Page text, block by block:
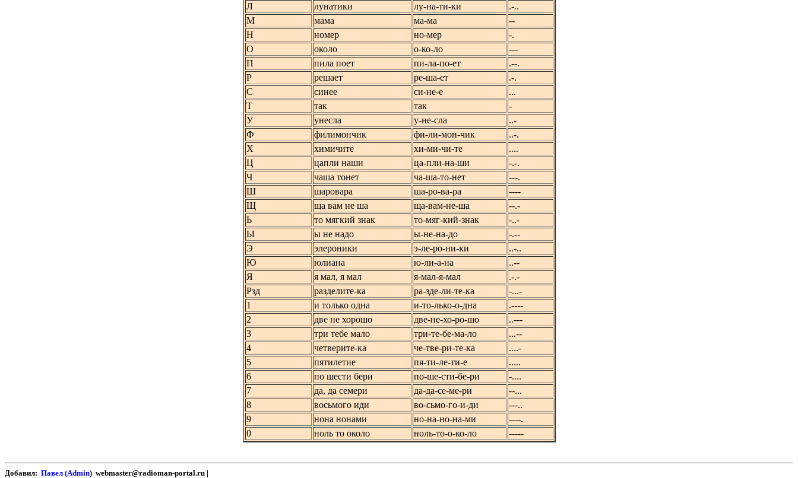
Л
лунатики лу-на-ти-ки
.-..
М
мама ма-ма
--
Н
номер но-мер
-.
О
около о-ко-ло
---
П
пила поет пи-ла-по-ет
.--.
Р
решает ре-ша-ет
.-.
С
синее си-не-е
...
Т
так так
-
У
унесла у-не-сла
..-
Ф
филимончик фи-ли-мон-чик
..-.
Х
химичите хи-ми-чи-те
....
Ц
цапли наши ца-пли-на-ши
-.-.
Ч
чаша тонет ча-ша-то-нет
---.
Ш
шаровара ша-ро-ва-ра
----
Щ
ща вам не ша ща-вам-не-ша
--.-
Ь
то мягкий знак то-мяг-кий-знак
-..-
Ы
ы не надо ы-не-на-до
-.--
Э
элероники э-ле-ро-ни-ки
..-..
Ю
юлиана ю-ли-а-на
..--
Я
я мал, я мал я-мал-я-мал
.-.-
Рзд
разделите-ка ра-зде-ли-те-ка
-...-
1
и только одна и-то-лько-о-дна
.----
2
две не хорошо две-не-хо-ро-шо
..---
3
три тебе мало три-те-бе-ма-ло
...--
4
четверите-ка че-тве-ри-те-ка
....-
5
пятилетие пя-ти-ле-ти-е
.....
6
по шести бери по-ше-сти-бе-ри
-....
7
да, да семери да-да-се-ме-ри
--...
8
восьмого иди во-сьмо-го-и-ди
---..
9
нона нонами но-на-но-на-ми
----.
0
ноль то около ноль-то-о-ко-ло -----
Добавил: Павел (Admin) webmaster@radioman-portal.ru |